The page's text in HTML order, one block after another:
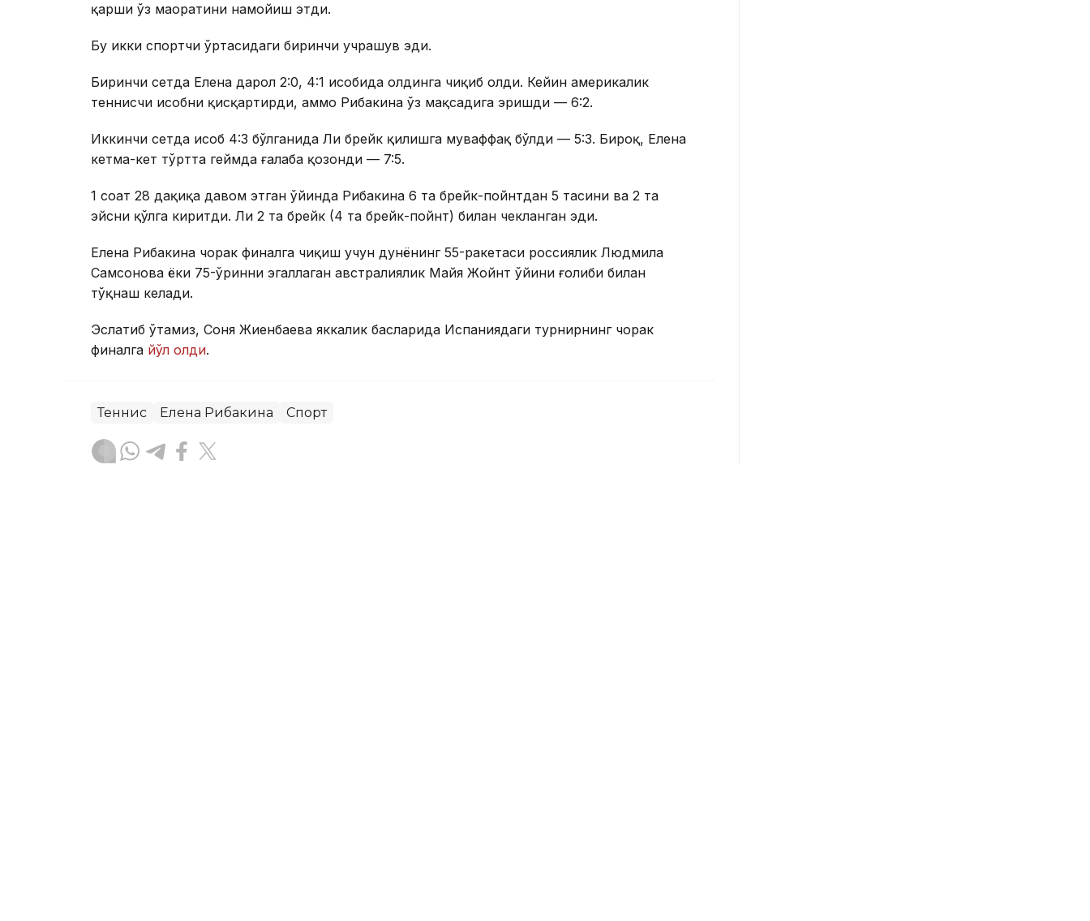
қарши ўз маҳоратини намойиш этди.
Бу икки спортчи ўртасидаги биринчи учрашув эди.
Биринчи сетда Елена дарҳол 2:0, 4:1 ҳисобида олдинга чиқиб олди. Кейин америкалик
теннисчи ҳисобни қисқартирди, аммо Рибакина ўз мақсадига эришди — 6:2.
Иккинчи сетда ҳисоб 4:3 бўлганида Ли брейк қилишга муваффақ бўлди — 5:3. Бироқ, Елена
кетма-кет тўртта геймда ғалаба қозонди — 7:5.
1 соат 28 дақиқа давом этган ўйинда Рибакина 6 та брейк-пойнтдан 5 тасини ва 2 та
эйсни қўлга киритди. Ли 2 та брейк (4 та брейк-пойнт) билан чекланган эди.
Елена Рибакина чорак финалга чиқиш учун дунёнинг 55-ракетаси россиялик Людмила
Самсонова ёки 75-ўринни эгаллаган австралиялик Майя Жойнт ўйини ғолиби билан
тўқнаш келади.
Эслатиб ўтамиз, Соня Жиенбаева яккалик баҳсларида Испаниядаги турнирнинг чорак
финалга йўл олди.
Теннис Елена Рибакина Спорт